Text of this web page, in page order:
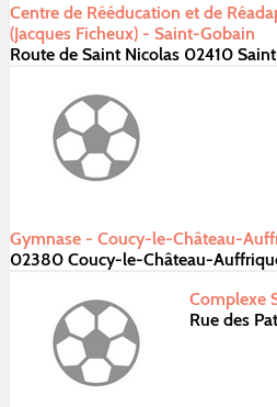
Centre de Rééducation et de
(Jacques Ficheux) - Saint-Gobain
Route de Saint Nicolas 02410
Gymnase - Coucy-le-Château-
02380 Coucy-le-Château-
Complexe
Rue des